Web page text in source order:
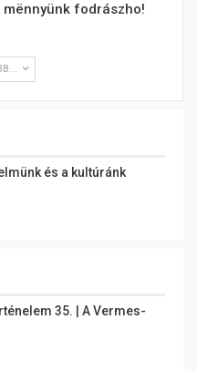
mënnyünk fodrászho!
és a kultúránk
35. | A Vermes-